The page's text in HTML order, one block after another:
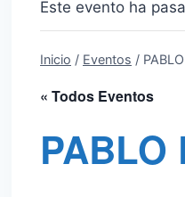
Este evento ha
Inicio / Eventos /
« Todos Eventos
PABLO